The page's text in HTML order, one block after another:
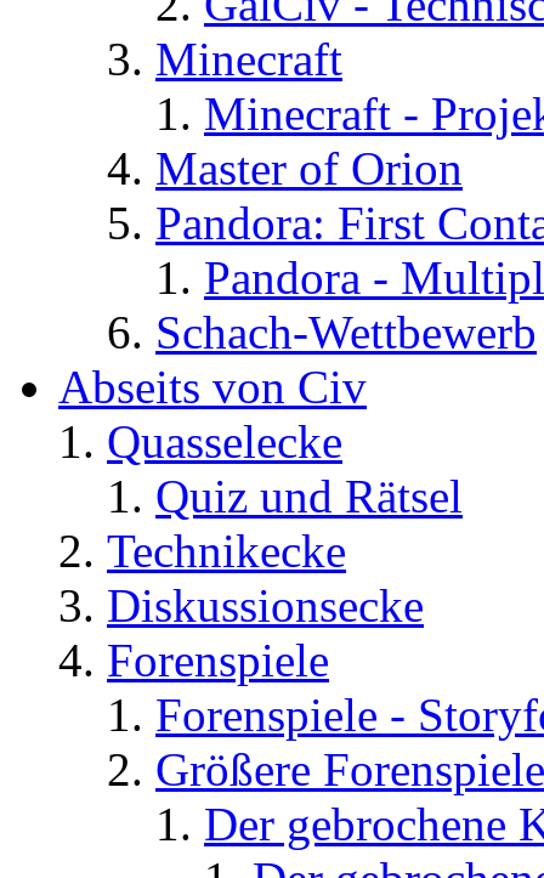
Minecraft
Minecraft -
Master of Orion
Pandora: First
Pandora -
Schach-Wettbewerb
Abseits von Civ
Quasselecke
Quiz und Rätsel
Technikecke
Diskussionsecke
Forenspiele
Forenspiele -
Größere Forenspiele
Der gebrochene